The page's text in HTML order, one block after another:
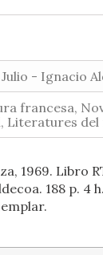
Julio - Ignacio
francesa,
Literatures del
1969. Libro
188 p. 4